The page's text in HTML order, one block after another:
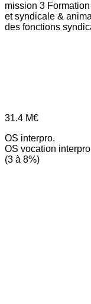
mission 3
et syndicale &
des fonctions
31.4 M€
OS interpro.
OS vocation
(3 à 8%)